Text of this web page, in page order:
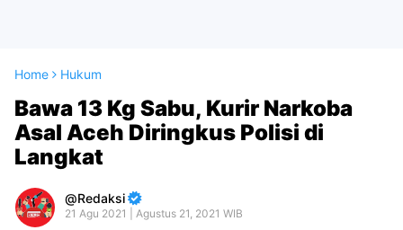
Home Hukum
Bawa 13 Kg Sabu, Kurir Narkoba
Asal Aceh Diringkus Polisi di
Langkat
Redaksi
21 Agu 2021 | Agustus 21, 2021 WIB